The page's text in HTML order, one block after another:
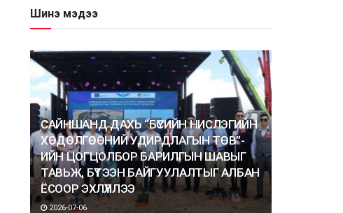
Шинэ мэдээ
САЙНШАНД ДАХЬ “БҮСИЙН НИСЛЭГИЙН
ХӨДӨЛГӨӨНИЙ УДИРДЛАГЫН ТӨВ”-
ИЙН ЦОГЦОЛБОР БАРИЛГЫН ШАВЫГ
ТАВЬЖ, БҮТЭЭН БАЙГУУЛАЛТЫГ АЛБАН
ЁСООР ЭХЛҮҮЛЛЭЭ
2026-07-06